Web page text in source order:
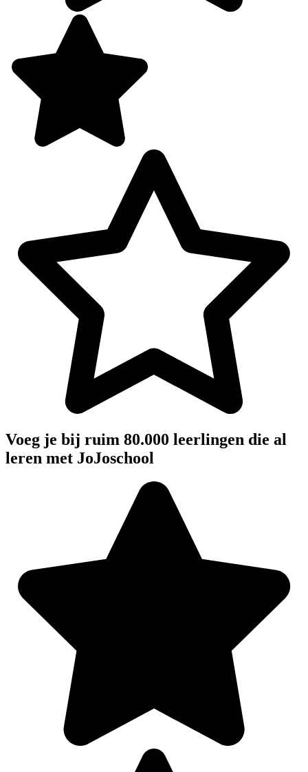
Voeg je bij ruim 80.000 leerlingen die al
leren met JoJoschool